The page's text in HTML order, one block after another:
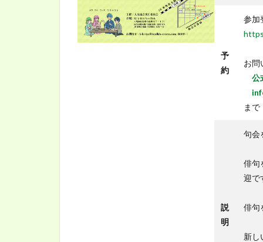
予
約
参加
お問
公
まで
説
明
句会
俳句
迎で
俳句
新し